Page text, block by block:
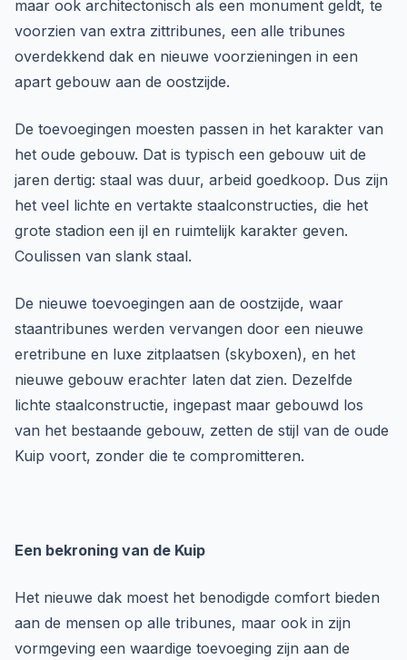
maar ook architectonisch als een monument geldt, te
voorzien van extra zittribunes, een alle tribunes
overdekkend dak en nieuwe voorzieningen in een
apart gebouw aan de oostzijde.
De toevoegingen moesten passen in het karakter van
het oude gebouw. Dat is typisch een gebouw uit de
jaren dertig: staal was duur, arbeid goedkoop. Dus zijn
het veel lichte en vertakte staalconstructies, die het
grote stadion een ijl en ruimtelijk karakter geven.
Coulissen van slank staal.
De nieuwe toevoegingen aan de oostzijde, waar
staantribunes werden vervangen door een nieuwe
eretribune en luxe zitplaatsen (skyboxen), en het
nieuwe gebouw erachter laten dat zien. Dezelfde
lichte staalconstructie, ingepast maar gebouwd los
van het bestaande gebouw, zetten de stijl van de oude
Kuip voort, zonder die te compromitteren.
Een bekroning van de Kuip
Het nieuwe dak moest het benodigde comfort bieden
aan de mensen op alle tribunes, maar ook in zijn
vormgeving een waardige toevoeging zijn aan de